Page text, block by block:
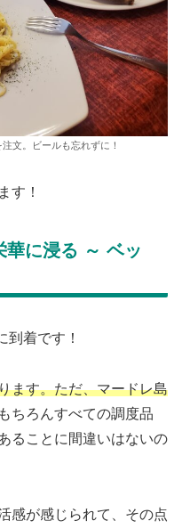
文。ビールも忘れずに！
す！
華に浸る ～ ベッ
到着です！
ます。ただ、マードレ島
ちろんすべての調度品
ることに間違いはないの
感が感じられて、その点